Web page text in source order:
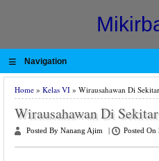
≡ Navigation
Home » Kelas VI » Wirausahawan Di
Wirausahawan Di
Posted By Nanang Ajim Posted On